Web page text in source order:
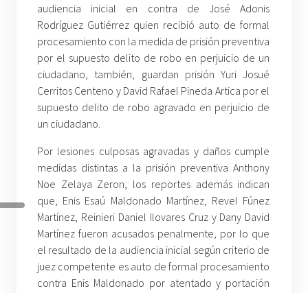
audiencia inicial en contra de José Adonis
Rodríguez Gutiérrez quien recibió auto de formal
procesamiento con la medida de prisión preventiva
por el supuesto delito de robo en perjuicio de un
ciudadano, también, guardan prisión Yuri Josué
Cerritos Centeno y David Rafael Pineda Artica por el
supuesto delito de robo agravado en perjuicio de
un ciudadano.
Por lesiones culposas agravadas y daños cumple
medidas distintas a la prisión preventiva Anthony
Noe Zelaya Zeron, los reportes además indican
que, Enis Esaú Maldonado Martínez, Revel Fúnez
Martínez, Reinieri Daniel Ilovares Cruz y Dany David
Martínez fueron acusados penalmente, por lo que
el resultado de la audiencia inicial según criterio de
juez competente es auto de formal procesamiento
contra Enis Maldonado por atentado y portación